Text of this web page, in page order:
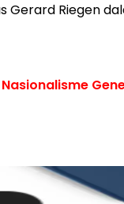
Gerard Riegen